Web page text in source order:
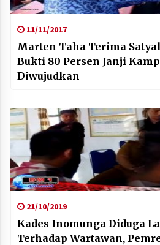
11/11/2017
Marten Taha Terima
Bukti 80 Persen Janji
Diwujudkan
21/10/2019
Kades Inomunga Diduga
Terhadap Wartawan,